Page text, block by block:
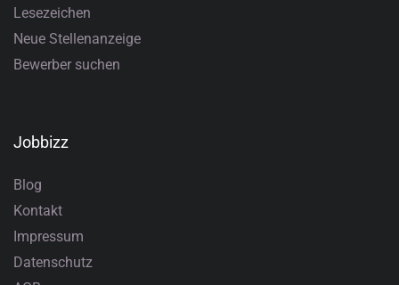
Lesezeichen
Neue Stellenanzeige
Bewerber suchen
Jobbizz
Blog
Kontakt
Impressum
Datenschutz